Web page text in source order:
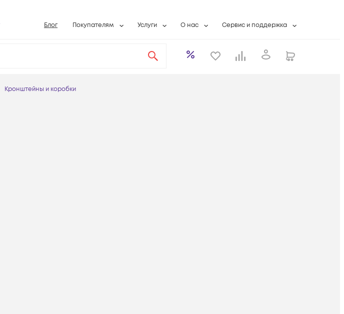
Блог Покупателям Услуги
Системная интеграция
О нас
Контактная информация
Сервис и поддержка
Контакты сервисных центров
Кронштейны и коробки